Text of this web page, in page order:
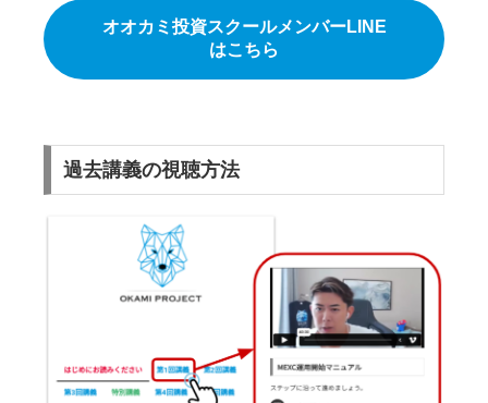
オオカミ投資スクールメンバーLINE
はこちら
過去講義の視聴方法